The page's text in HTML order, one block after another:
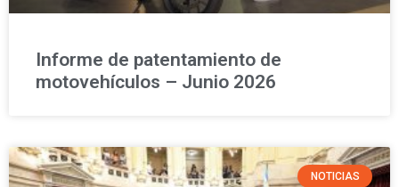
Informe de patentamiento de
motovehículos – Junio 2026
NOTICIAS